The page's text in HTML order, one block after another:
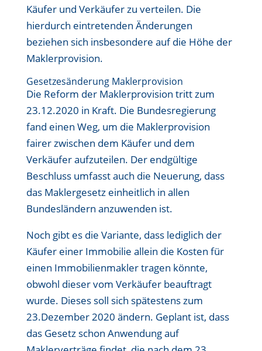
Käufer und Verkäufer zu verteilen. Die
hierdurch eintretenden Änderungen
beziehen sich insbesondere auf die Höhe der
Maklerprovision.
Gesetzesänderung Maklerprovision
Die Reform der Maklerprovision tritt zum
23.12.2020 in Kraft. Die Bundesregierung
fand einen Weg, um die Maklerprovision
fairer zwischen dem Käufer und dem
Verkäufer aufzuteilen. Der endgültige
Beschluss umfasst auch die Neuerung, dass
das Maklergesetz einheitlich in allen
Bundesländern anzuwenden ist.
Noch gibt es die Variante, dass lediglich der
Käufer einer Immobilie allein die Kosten für
einen Immobilienmakler tragen könnte,
obwohl dieser vom Verkäufer beauftragt
wurde. Dieses soll sich spätestens zum
23.Dezember 2020 ändern. Geplant ist, dass
das Gesetz schon Anwendung auf